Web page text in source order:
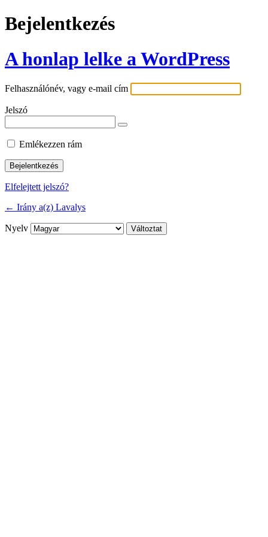
Bejelentkezés
A honlap lelke a WordPress
Felhasználónév, vagy e-mail cím
Jelszó
Emlékezzen rám
Elfelejtett jelszó?
← Irány a(z) Lavalys
Nyelv